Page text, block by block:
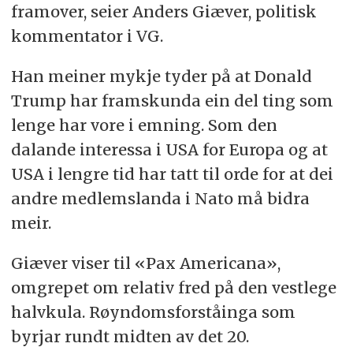
framover, seier Anders Giæver, politisk
kommentator i VG.
Han meiner mykje tyder på at Donald
Trump har framskunda ein del ting som
lenge har vore i emning. Som den
dalande interessa i USA for Europa og at
USA i lengre tid har tatt til orde for at dei
andre medlemslanda i Nato må bidra
meir.
Giæver viser til «Pax Americana»,
omgrepet om relativ fred på den vestlege
halvkula. Røyndomsforståinga som
byrjar rundt midten av det 20.